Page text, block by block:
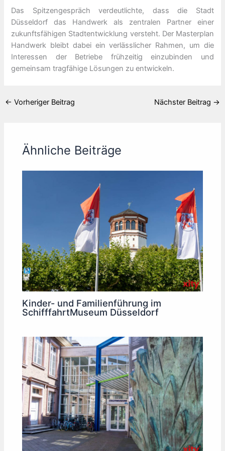
Das Spitzengespräch verdeutlichte, dass die Stadt
Düsseldorf das Handwerk als zentralen Partner einer
zukunftsfähigen Stadtentwicklung versteht. Der Masterplan
Handwerk bleibt dabei ein verlässlicher Rahmen, um die
Interessen der Betriebe frühzeitig einzubinden und
gemeinsam tragfähige Lösungen zu entwickeln.
← Vorheriger Beitrag Nächster Beitrag →
Ähnliche Beiträge
Kinder- und Familienführung im
SchifffahrtMuseum Düsseldorf